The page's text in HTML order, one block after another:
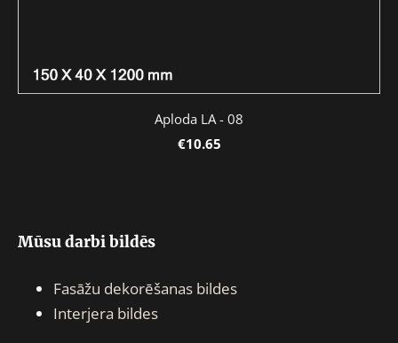
Mūsu darbi bildēs
Fasāžu dekorēšanas bildes
Interjera bildes
Aploda LA - 08
€10.65